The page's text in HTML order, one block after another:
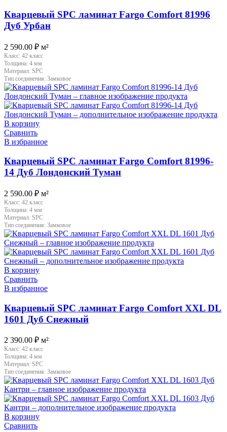
Кварцевый SPC ламинат Fargo Comfort 81996
Дуб Урбан
2 590.00 ₽ м²
Класс: 42 класс
Толщина: 4 мм
Материал: SPC
Тип соединения: Замковое
В корзину
Сравнить
В избранное
Кварцевый SPC ламинат Fargo Comfort 81996-
14 Дуб Лондонский Туман
2 590.00 ₽ м²
Класс: 42 класс
Толщина: 4 мм
Материал: SPC
Тип соединения: Замковое
В корзину
Сравнить
В избранное
Кварцевый SPC ламинат Fargo Comfort XXL DL
1601 Дуб Снежный
2 390.00 ₽ м²
Класс: 42 класс
Толщина: 4 мм
Материал: SPC
Тип соединения: Замковое
В корзину
Сравнить